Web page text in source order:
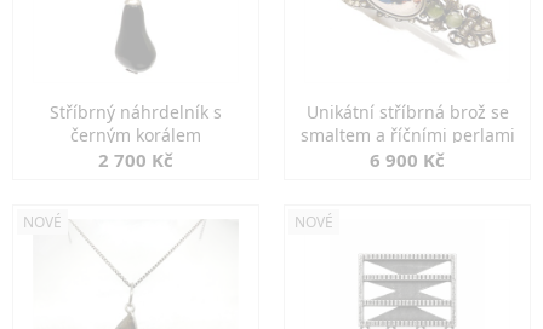
Stříbrný náhrdelník s
černým korálem
2 700 Kč
Unikátní stříbrná brož se
smaltem a říčními perlami
6 900 Kč
NOVÉ NOVÉ